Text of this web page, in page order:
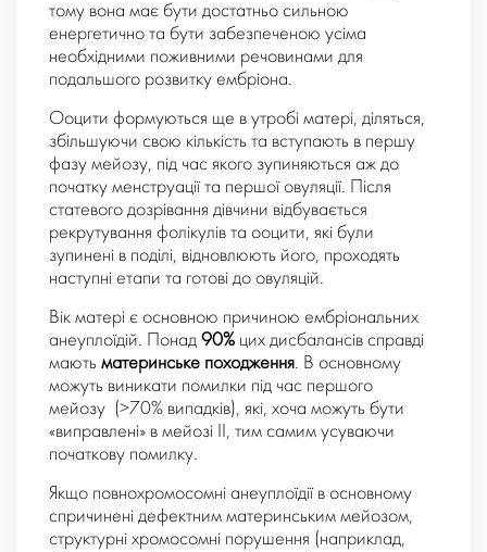
тому вона має бути достатньо сильною
енергетично та бути забезпеченою усіма
необхідними поживними речовинами для
подальшого розвитку ембріона.
Ооцити формуються ще в утробі матері, діляться,
збільшуючи свою кількість та вступають в першу
фазу мейозу, під час якого зупиняються аж до
початку менструації та першої овуляції. Після
статевого дозрівання дівчини відбувається
рекрутування фолікулів та ооцити, які були
зупинені в поділі, відновлюють його, проходять
наступні етапи та готові до овуляцій.
Вік матері є основною причиною ембріональних
анеуплоїдій. Понад 90% цих дисбалансів справді
мають материнське походження. В основному
можуть виникати помилки під час першого
мейозу (>70% випадків), які, хоча можуть бути
«виправлені» в мейозі II, тим самим усуваючи
початкову помилку.
Якщо повнохромосомні анеуплоїдії в основному
спричинені дефектним материнським мейозом,
структурні хромосомні порушення (наприклад,